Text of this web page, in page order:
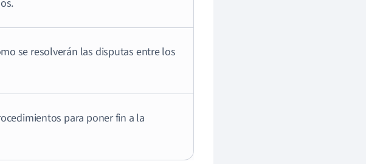
se resolverán las disputas entre los
para poner fin a la